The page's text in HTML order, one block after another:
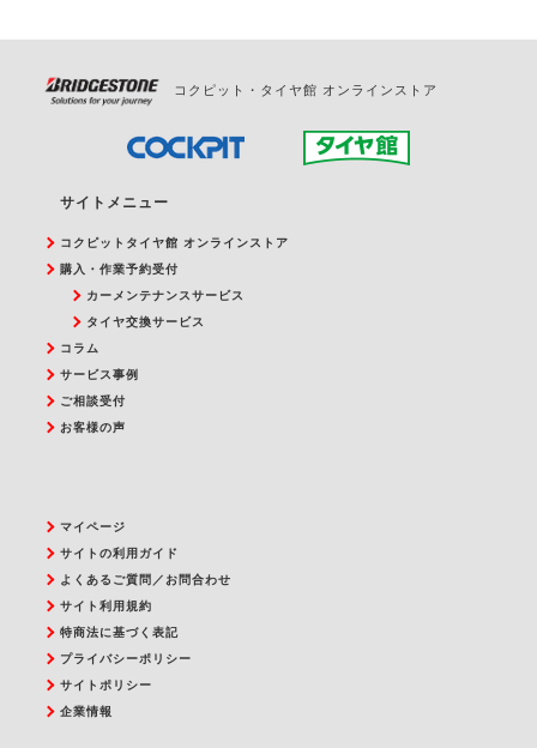
コクピット・タイヤ館 オンラインストア
サイトメニュー
コクピットタイヤ館 オンラインストア
購入・作業予約受付
カーメンテナンスサービス
タイヤ交換サービス
コラム
サービス事例
ご相談受付
お客様の声
マイページ
サイトの利用ガイド
よくあるご質問／お問合わせ
サイト利用規約
特商法に基づく表記
プライバシーポリシー
サイトポリシー
企業情報